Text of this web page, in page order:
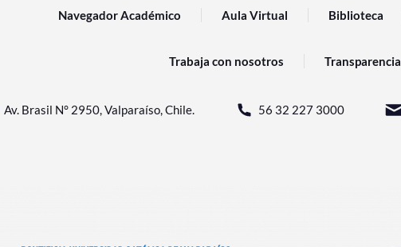
Navegador Académico Aula Virtual Biblioteca
Trabaja con nosotros Transparencia
Av. Brasil N° 2950, Valparaíso, Chile. 56 32 227 3000